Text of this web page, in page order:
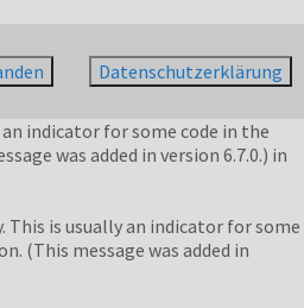
for some code in the plugin
added in version 6.7.0.) in
indicator for some code in the
was added in version 6.7.0.) in
is usually an indicator for some
(This message was added in
Datenschutzerklärung